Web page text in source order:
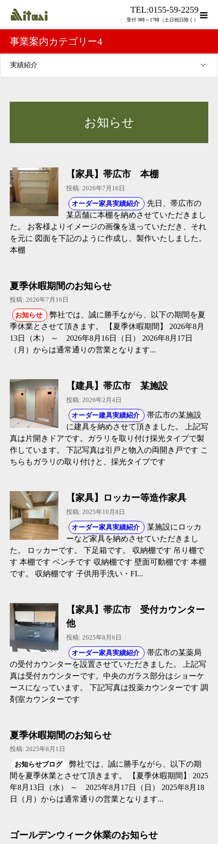
TEL:0155-59-2259
受付 9時～17時（土日祝日除く）
事業案内カテゴリー4
実績紹介
お知らせ
【家具】帯広市 本棚
投稿: 2026年7月16日
オーダー家具実績紹介
先日、帯広市の
某店舗に本棚を納めさせていただきまし
た。 お客様よりイメージの画像を送っていただき、それ
を元に 図面を下記のように作成し、製作いたしました。
本棚
夏季休暇期間のお知らせ
投稿: 2026年7月16日
お知らせ
弊社では、誠に勝手ながら、以下の期間を夏
季休業とさせて頂きます。 【夏季休暇期間】 2026年8月
13日（木） ～ 2026年8月16日（日） 2026年8月17日
（月）からは通常通りの営業となります...
【建具】帯広市 某施設
投稿: 2026年2月4日
オーダー建具実績紹介
帯広市の某施設
に建具を納めさせて頂きました。 上記写
真は片開きドアです。ガラリを取り付け採光タイプで製
作しています。 下記写真は引戸と物入の両開き戸です こ
ちらもガラリの取り付けと、採光タイプです
【家具】ロッカー等造作家具
投稿: 2025年10月8日
オーダー家具実績紹介
某施設にロッカ
ーなど家具を納めさせていただきまし
た。 ロッカーです。 下足箱です。 収納棚です 吊り棚で
す 本棚です ベンチです 収納棚です 壁面可動棚です 本棚
です。 収納棚です 子供用手洗い・FI...
【家具】帯広市 受付カウンター
他
投稿: 2025年8月6日
オーダー家具実績紹介
帯広市の某薬局
の受付カウンターを設置させていただきました。 上記写
真は受付カウンターです。中央のガラス部分はショーケ
ースになっています。 下記写真は投薬カウンターです 調
剤室カウンターです
夏季休暇期間のお知らせ
投稿: 2025年8月1日
お知らせブログ
弊社では、誠に勝手ながら、以下の期
間を夏季休業とさせて頂きます。 【夏季休暇期間】 2025
年8月13日（水） ～ 2025年8月17日（日） 2025年8月18
日（月）からは通常通りの営業となります...
ゴールデンウィーク休業のお知らせ